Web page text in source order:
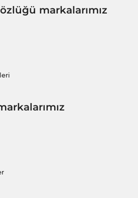
markalarımız